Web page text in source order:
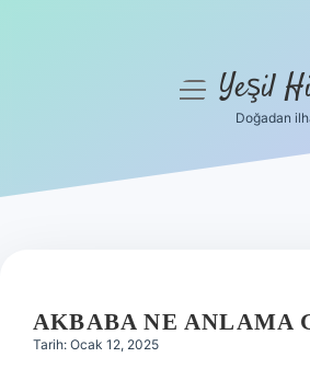
Hakkımızda
menüyüYeşil
Doğadan
AKBABA NE ANLAMA
Tarih: Ocak 12, 2025